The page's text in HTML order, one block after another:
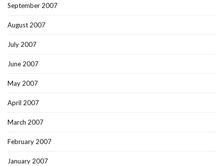
September 2007
August 2007
July 2007
June 2007
May 2007
April 2007
March 2007
February 2007
January 2007